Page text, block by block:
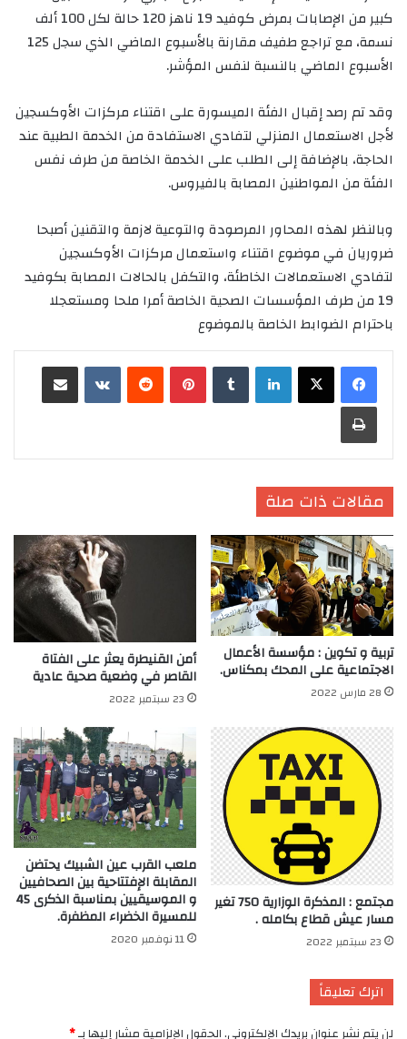
كبير من الإصابات بمرض كوفيد 19 ناهز 120 حالة لكل 100 ألف
نسمة، مع تراجع طفيف مقارنة بالأسبوع الماضي الذي سجل 125
الأسبوع الماضي بالنسبة لنفس المؤشر.
وقد تم رصد إقبال الفئة الميسورة على اقتناء مركزات الأوكسجين
لأجل الاستعمال المنزلي لتفادي الاستفادة من الخدمة الطبية عند
الحاجة، بالإضافة إلى الطلب على الخدمة الخاصة من طرف نفس
الفئة من المواطنين المصابة بالفيروس.
وبالنظر لهذه المحاور المرصودة والتوعية لازمة والتقنين أصبحا
ضروريان في موضوع اقتناء واستعمال مركزات الأوكسجين
لتفادي الاستعمالات الخاطئة، والتكفل بالحالات المصابة بكوفيد
19 من طرف المؤسسات الصحية الخاصة أمرا ملحا ومستعجلا
باحترام الضوابط الخاصة بالموضوع
لينكدإن بينتيريست
طباعة
مقالات ذات صلة
تربية و تكوين : مؤسسة الأعمال
الاجتماعية على المحك بمكناس.
28 مارس 2022
أمن القنيطرة يعثر على الفتاة
القاصر في وضعية صحية عادية
23 سبتمبر 2022
مجتمع : المذكرة الوزارية 750 تغير
مسار عيش قطاع بكامله .
23 سبتمبر 2022
ملعب القرب عين الشبيك يحتضن
المقابلة الإفتتاحية بين الصحافيين
و الموسيقيين بمناسبة الذكرى 45
للمسيرة الخضراء المظفرة.
11 نوفمبر 2020
اترك تعليقاً
لن يتم نشر عنوان بريدك الإلكتروني.الحقول الإلزامية مشار إليها بـ*